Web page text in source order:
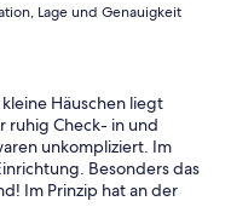
Lage und Genauigkeit
Häuschen liegt
ruhig Check- in und
unkompliziert. Im
Besonders das
Im Prinzip hat an der
1 oder 2